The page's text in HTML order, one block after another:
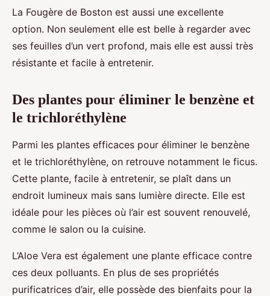
La Fougère de Boston est aussi une excellente
option. Non seulement elle est belle à regarder avec
ses feuilles d’un vert profond, mais elle est aussi très
résistante et facile à entretenir.
Des plantes pour éliminer le benzène et
le trichloréthylène
Parmi les plantes efficaces pour éliminer le benzène
et le trichloréthylène, on retrouve notamment le ficus.
Cette plante, facile à entretenir, se plaît dans un
endroit lumineux mais sans lumière directe. Elle est
idéale pour les pièces où l’air est souvent renouvelé,
comme le salon ou la cuisine.
L’Aloe Vera est également une plante efficace contre
ces deux polluants. En plus de ses propriétés
purificatrices d’air, elle possède des bienfaits pour la